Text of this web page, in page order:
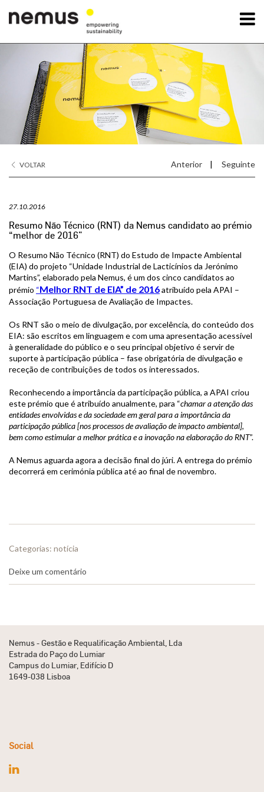
A Nemus
Serviços
Contactos
VOLTAR Anterior | Seguinte
27.10.2016
Resumo Não Técnico (RNT) da Nemus candidato ao prémio
“melhor de 2016”
O Resumo Não Técnico (RNT) do Estudo de Impacte Ambiental
(EIA) do projeto “Unidade Industrial de Lacticínios da Jerónimo
Martins”, elaborado pela Nemus, é um dos cinco candidatos ao
prémio “Melhor RNT de EIA” de 2016atribuído pela APAI –
Associação Portuguesa de Avaliação de Impactes.
Os RNT são o meio de divulgação, por excelência, do conteúdo dos
EIA: são escritos em linguagem e com uma apresentação acessível
à generalidade do público e o seu principal objetivo é servir de
suporte à participação pública – fase obrigatória de divulgação e
receção de contribuições de todos os interessados.
Reconhecendo a importância da participação pública, a APAI criou
este prémio que é atribuído anualmente, para “chamar a atenção das
entidades envolvidas e da sociedade em geral para a importância da
participação pública [nos processos de avaliação de impacto ambiental],
bem como estimular a melhor prática e a inovação na elaboração do RNT”.
A Nemus aguarda agora a decisão final do júri. A entrega do prémio
decorrerá em cerimónia pública até ao final de novembro.
Categorias: notícia
Deixe um comentário
Nemus - Gestão e Requalificação Ambiental, Lda
Estrada do Paço do Lumiar
Campus do Lumiar, Edifício D
1649-038 Lisboa
Social